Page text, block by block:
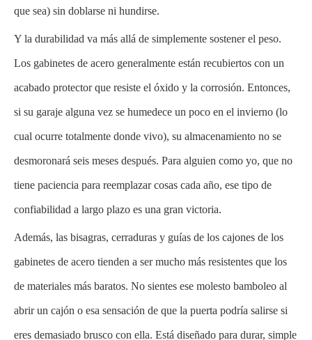
que sea) sin doblarse ni hundirse.
Y la durabilidad va más allá de simplemente sostener el peso.
Los gabinetes de acero generalmente están recubiertos con un
acabado protector que resiste el óxido y la corrosión. Entonces,
si su garaje alguna vez se humedece un poco en el invierno (lo
cual ocurre totalmente donde vivo), su almacenamiento no se
desmoronará seis meses después. Para alguien como yo, que no
tiene paciencia para reemplazar cosas cada año, ese tipo de
confiabilidad a largo plazo es una gran victoria.
Además, las bisagras, cerraduras y guías de los cajones de los
gabinetes de acero tienden a ser mucho más resistentes que los
de materiales más baratos. No sientes ese molesto bamboleo al
abrir un cajón o esa sensación de que la puerta podría salirse si
eres demasiado brusco con ella. Está diseñado para durar, simple